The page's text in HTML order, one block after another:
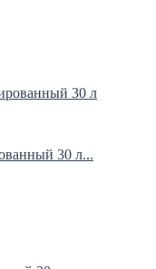
30 л...